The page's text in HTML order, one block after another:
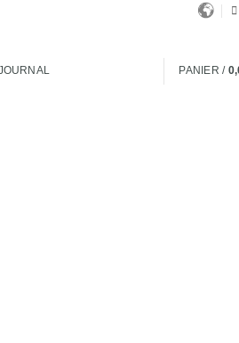
PANIER /